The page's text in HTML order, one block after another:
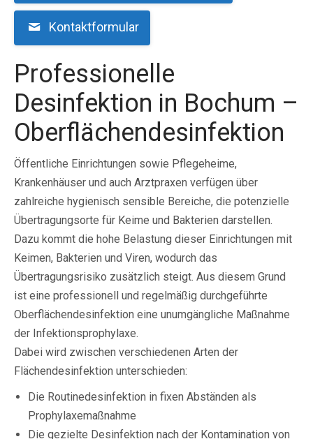
Kontaktformular
Professionelle
Desinfektion in Bochum –
Oberflächendesinfektion
Öffentliche Einrichtungen sowie Pflegeheime,
Krankenhäuser und auch Arztpraxen verfügen über
zahlreiche hygienisch sensible Bereiche, die potenzielle
Übertragungsorte für Keime und Bakterien darstellen.
Dazu kommt die hohe Belastung dieser Einrichtungen mit
Keimen, Bakterien und Viren, wodurch das
Übertragungsrisiko zusätzlich steigt. Aus diesem Grund
ist eine professionell und regelmäßig durchgeführte
Oberflächendesinfektion eine unumgängliche Maßnahme
der Infektionsprophylaxe.
Dabei wird zwischen verschiedenen Arten der
Flächendesinfektion unterschieden:
Die Routinedesinfektion in fixen Abständen als
Prophylaxemaßnahme
Die gezielte Desinfektion nach der Kontamination von